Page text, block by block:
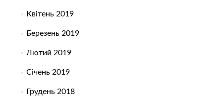
Квітень 2019
Березень 2019
Лютий 2019
Січень 2019
Грудень 2018